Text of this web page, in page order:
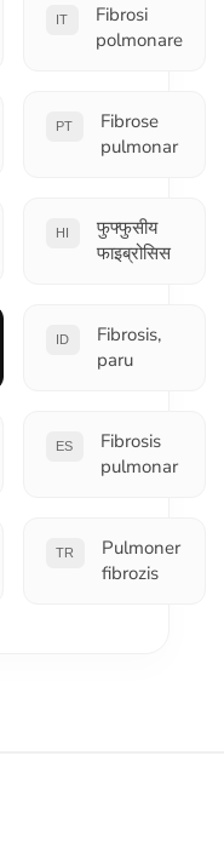
IT
Fibrosi
polmonare
PT
Fibrose
pulmonar
HI
फुफ्फुसीय
फाइब्रोसिस
ID
Fibrosis,
paru
ES
Fibrosis
pulmonar
TR
Pulmoner
fibrozis